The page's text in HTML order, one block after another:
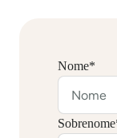
Nome*
Sobrenome